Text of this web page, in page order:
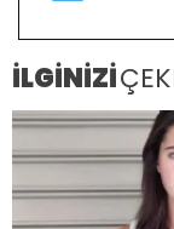
İLGİNİZİ